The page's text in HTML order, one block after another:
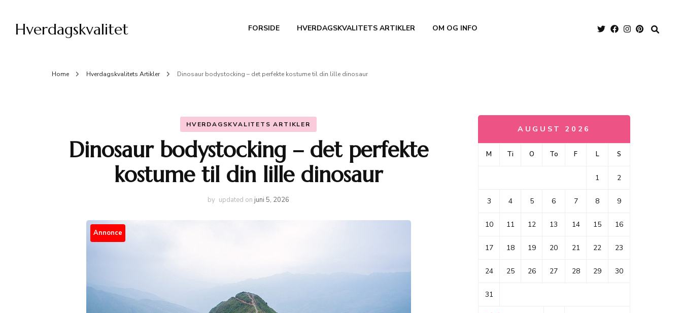
Hverdagskvalitet FORSIDE HVERDAGSKVALITETS ARTIKLER OM OG INFO
Home Hverdagskvalitets Artikler Dinosaur bodystocking – det perfekte kostume til din lille dinosaur
HVERDAGSKVALITETS ARTIKLER
Dinosaur bodystocking – det perfekte
kostume til din lille dinosaur
by updated on juni 5, 2026
Annonce
AUGUST 2026
M Ti O To F L S
1 2
3 4 5 6 7 8 9
10 11 12 13 14 15 16
17 18 19 20 21 22 23
24 25 26 27 28 29 30
31